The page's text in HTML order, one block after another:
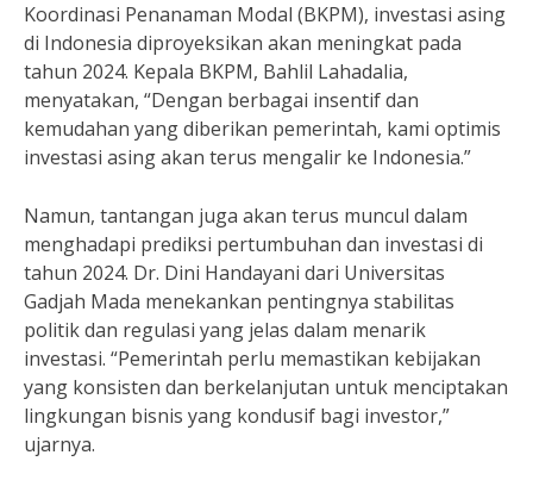
Koordinasi Penanaman Modal (BKPM), investasi asing
di Indonesia diproyeksikan akan meningkat pada
tahun 2024. Kepala BKPM, Bahlil Lahadalia,
menyatakan, “Dengan berbagai insentif dan
kemudahan yang diberikan pemerintah, kami optimis
investasi asing akan terus mengalir ke Indonesia.”
Namun, tantangan juga akan terus muncul dalam
menghadapi prediksi pertumbuhan dan investasi di
tahun 2024. Dr. Dini Handayani dari Universitas
Gadjah Mada menekankan pentingnya stabilitas
politik dan regulasi yang jelas dalam menarik
investasi. “Pemerintah perlu memastikan kebijakan
yang konsisten dan berkelanjutan untuk menciptakan
lingkungan bisnis yang kondusif bagi investor,”
ujarnya.